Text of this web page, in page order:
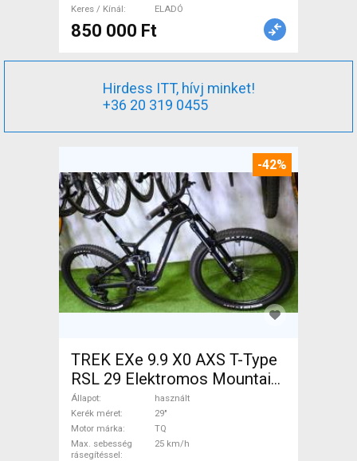
Keres / Kínál
ELADÓ
850 000 Ft
Hirdess ITT, hívj minket!
+36 20 319 0455
-42%
TREK EXe 9.9 X0 AXS T-Type
RSL 29 Elektromos Mountain
Bike 29" össztelós / fully TQ
használt ELADÓ
Állapot
használt
Kerék méret
29"
Motor márka
TQ
Max. sebesség
rásegítéssel
25 km/h